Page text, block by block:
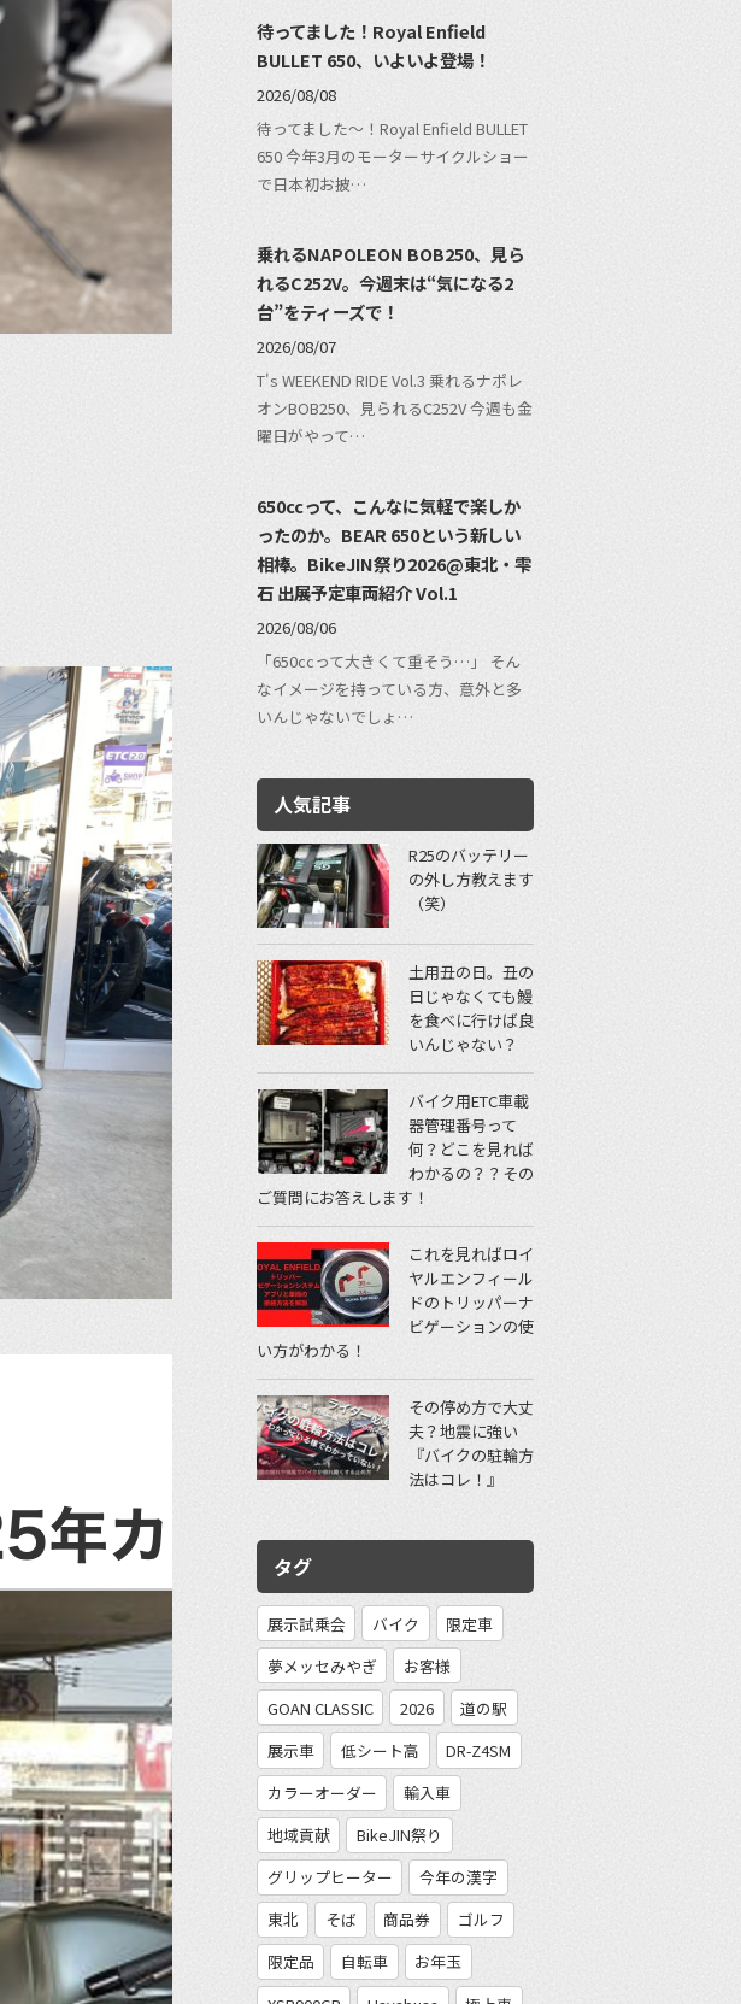
待ってました！Royal Enfield
BULLET 650、いよいよ登場！
2026/08/08
待ってました〜！Royal Enfield BULLET
650 今年3月のモーターサイクルショー
で日本初お披…
乗れるNAPOLEON BOB250、見ら
れるC252V。今週末は“気になる2
台”をティーズで！
2026/08/07
T's WEEKEND RIDE Vol.3 乗れるナポレ
オンBOB250、見られるC252V 今週も金
曜日がやって…
650ccって、こんなに気軽で楽しか
ったのか。BEAR 650という新しい
相棒。BikeJIN祭り2026@東北・雫
石 出展予定車両紹介 Vol.1
2026/08/06
「650ccって大きくて重そう…」 そん
なイメージを持っている方、意外と多
いんじゃないでしょ…
人気記事
R25のバッテリー
の外し方教えます
（笑）
土用丑の日。丑の
日じゃなくても鰻
を食べに行けば良
いんじゃない？
バイク用ETC車載
器管理番号って
何？どこを見れば
わかるの？？その
ご質問にお答えします！
これを見ればロイ
ヤルエンフィール
ドのトリッパーナ
ビゲーションの使
い方がわかる！
その停め方で大丈
夫？地震に強い
『バイクの駐輪方
法はコレ！』
タグ
展示試乗会 バイク
限定車
夢メッセみやぎ
お客様
GOAN CLASSIC
2026
道の駅
展示車
低シート高
DR-Z4SM
カラーオーダー
輸入車
地域貢献
BikeJIN祭り
グリップヒーター
今年の漢字
東北
そば 商品券
ゴルフ
限定品
自転車
お年玉